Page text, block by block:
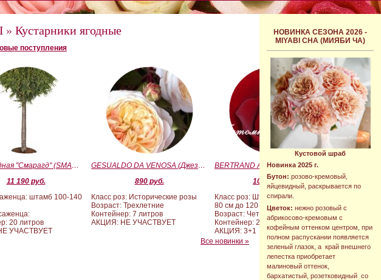
НОВИНКА СЕЗОНА 2026 -
MIYABI CHA (МИЯБИ ЧА)
Кустовой шраб
Новинка 2025 г.
Бутон: розово-кремовый,
яйцевидный, раскрывается по
спирали.
Цветок: нежно розовый с
абрикосово-кремовым с
кофейным оттенком центром, при
полном распускании появляется
зеленый глазок, а край внешнего
лепестка приобретает
малиновый оттенок,
бархатистый, розетковидный со
» Кустарники ягодные
поступления
Туя западная "Смарагд" (SMARAGD) ШТАМБ 100-140
11 190 руб.
штамб 100-140
20 литров
УЧАСТВУЕТ
GESUALDO DA VENOSA (Джезуальдо Ди Веноза)
890 руб.
Класс роз: Исторические розы
Возраст: Трехлетние
Контейнер: 7 литров
АКЦИЯ: НЕ УЧАСТВУЕТ
BERTRAND AMOUSSOU (Бертран Амуссу)
10 000 руб.
Класс роз: Штамбовые формы от
80 см до 120 см
Возраст: Четырех-пятилетние
Контейнер: 20 литров
АКЦИЯ: 3+1
Все новинки »